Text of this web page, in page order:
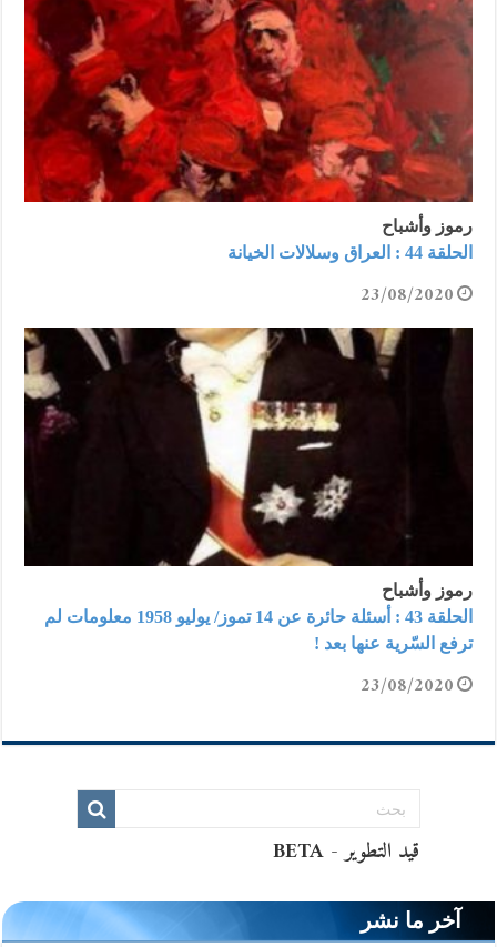
رموز وأشباح
الحلقة 44 : العراق وسلالات الخيانة
23/08/2020
رموز وأشباح
الحلقة 43 : أسئلة حائرة عن 14 تموز/ يوليو 1958 معلومات لم
ترفع السّرية عنها بعد !
23/08/2020
آخر ما نشر